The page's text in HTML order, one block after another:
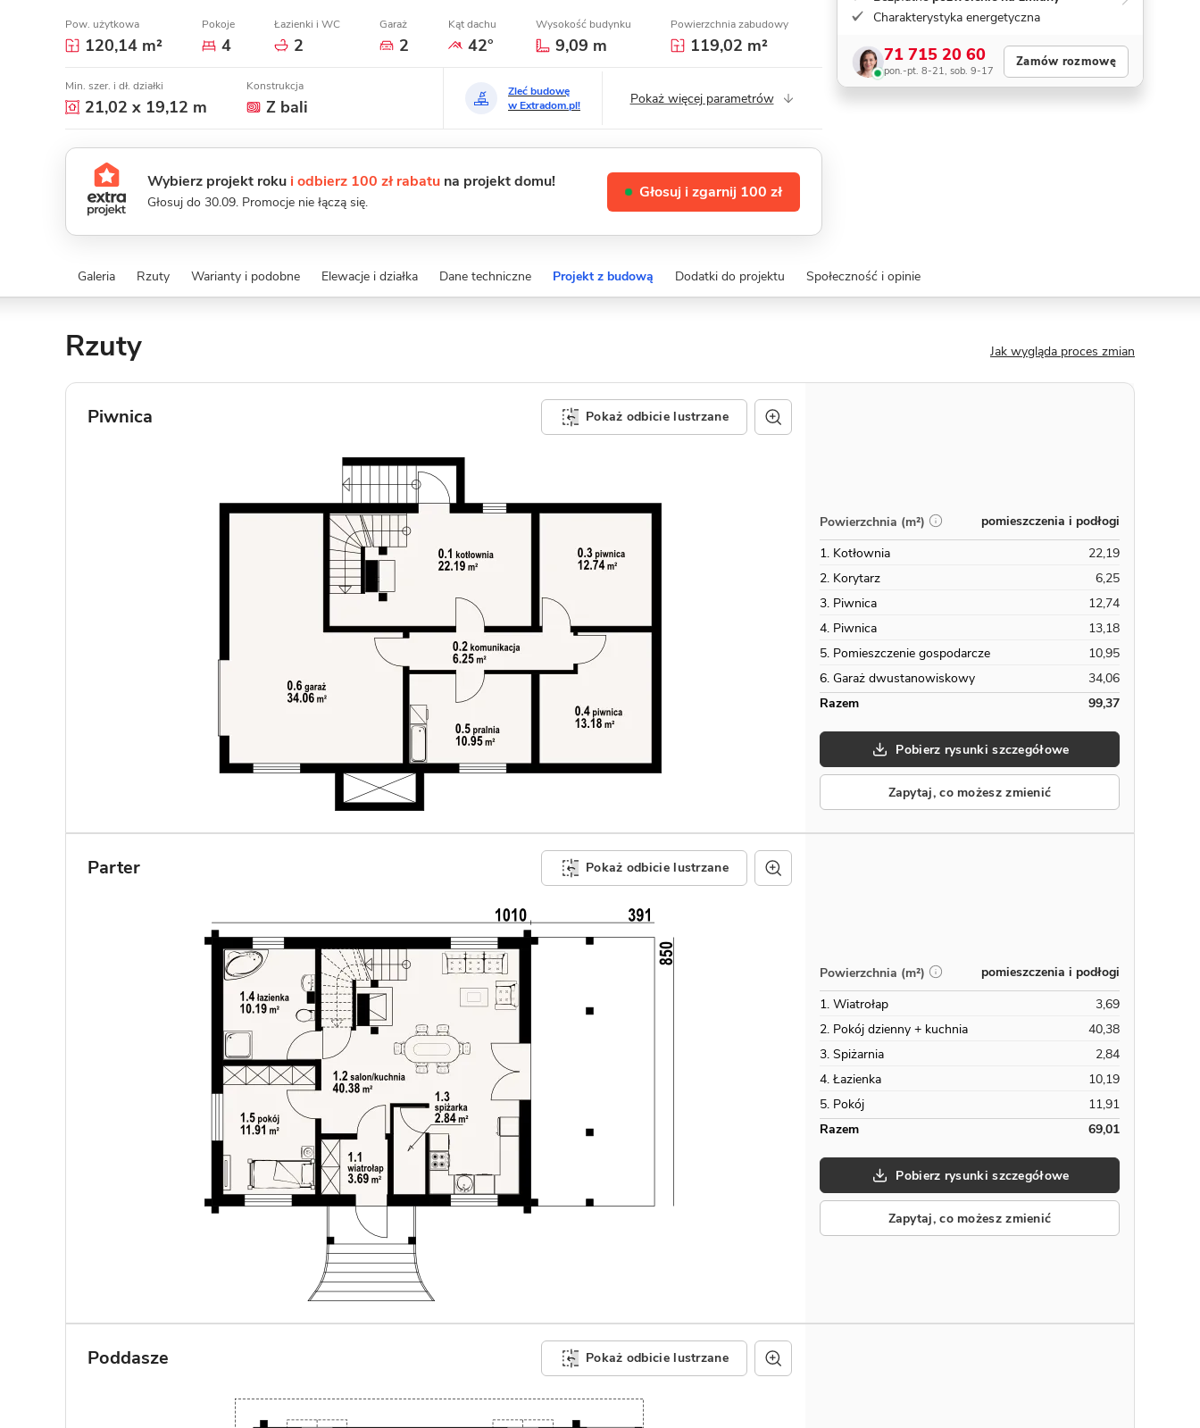
Pow. użytkowa
120,14 m²
Pokoje
4
Łazienki i WC
2
Garaż
2
Kąt dachu
42°
Wysokość budynku
9,09 m
Powierzchnia zabudowy
119,02 m²
Min. szer. i dł. działki
21,02 x 19,12 m
Konstrukcja
Z bali
Zleć budowę
w Extradom.pl!
Pokaż więcej parametrów
Wybierz projekt roku i odbierz 100 zł rabatu na projekt domu!
Głosuj do 30.09. Promocje nie łączą się.
Głosuj i zgarnij 100 zł
Charakterystyka energetyczna
71 715 20 60
pon.-pt. 8-21, sob. 9-17
Zamów rozmowę
Galeria Rzuty Warianty i podobne Elewacje i działka Dane techniczne Projekt z budową Dodatki do projektu Społeczność i opinie
Rzuty Jak wygląda proces zmian
Piwnica Pokaż odbicie lustrzane
Powierzchnia (m²)
pomieszczenia i podłogi
1. Kotłownia
22,19
2. Korytarz
6,25
3. Piwnica
12,74
4. Piwnica
13,18
5. Pomieszczenie gospodarcze
10,95
6. Garaż dwustanowiskowy
34,06
Razem
99,37
Pobierz rysunki szczegółowe
Zapytaj, co możesz zmienić
Parter Pokaż odbicie lustrzane
Powierzchnia (m²)
pomieszczenia i podłogi
1. Wiatrołap
3,69
2. Pokój dzienny + kuchnia
40,38
3. Spiżarnia
2,84
4. Łazienka
10,19
5. Pokój
11,91
Razem
69,01
Pobierz rysunki szczegółowe
Zapytaj, co możesz zmienić
Poddasze Pokaż odbicie lustrzane